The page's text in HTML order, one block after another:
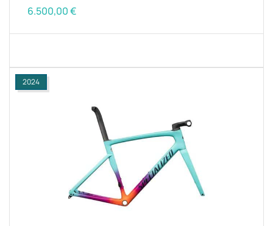
6.500,00€
2024